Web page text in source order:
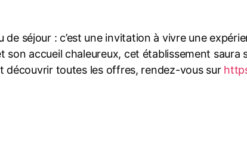
de séjour : c’est une invitation à vivre une
accueil chaleureux, cet établissement saura
découvrir toutes les offres, rendez-vous sur